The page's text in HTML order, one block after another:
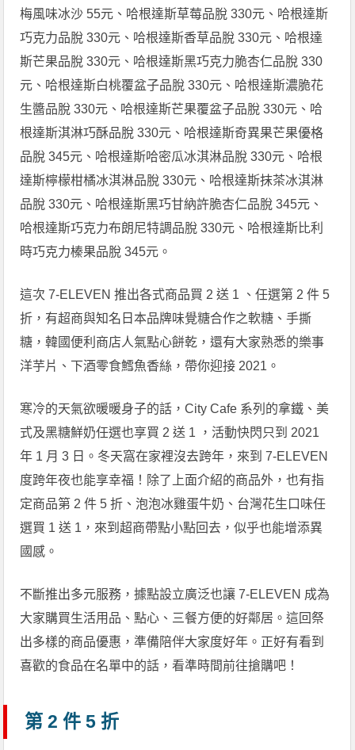
梅風味冰沙 55元、哈根達斯草莓品脫 330元、哈根達斯
巧克力品脫 330元、哈根達斯香草品脫 330元、哈根達
斯芒果品脫 330元、哈根達斯黑巧克力脆杏仁品脫 330
元、哈根達斯白桃覆盆子品脫 330元、哈根達斯濃脆花
生醬品脫 330元、哈根達斯芒果覆盆子品脫 330元、哈
根達斯淇淋巧酥品脫 330元、哈根達斯奇異果芒果優格
品脫 345元、哈根達斯哈密瓜冰淇淋品脫 330元、哈根
達斯檸檬柑橘冰淇淋品脫 330元、哈根達斯抹茶冰淇淋
品脫 330元、哈根達斯黑巧甘納許脆杏仁品脫 345元、
哈根達斯巧克力布朗尼特調品脫 330元、哈根達斯比利
時巧克力榛果品脫 345元。
這次 7-ELEVEN 推出各式商品買 2 送 1 、任選第 2 件 5
折，有超商與知名日本品牌味覺糖合作之軟糖、手撕
糖，韓國便利商店人氣點心餅乾，還有大家熟悉的樂事
洋芋片、下酒零食鱈魚香絲，帶你迎接 2021。
寒冷的天氣欲暖暖身子的話，City Cafe 系列的拿鐵、美
式及黑糖鮮奶任選也享買 2 送 1 ，活動快閃只到 2021
年 1 月 3 日。冬天窩在家裡沒去跨年，來到 7-ELEVEN
度跨年夜也能享幸福！除了上面介紹的商品外，也有指
定商品第 2 件 5 折、泡泡冰雞蛋牛奶、台灣花生口味任
選買 1 送 1，來到超商帶點小點回去，似乎也能增添異
國感。
不斷推出多元服務，據點設立廣泛也讓 7-ELEVEN 成為
大家購買生活用品、點心、三餐方便的好鄰居。這回祭
出多樣的商品優惠，準備陪伴大家度好年。正好有看到
喜歡的食品在名單中的話，看準時間前往搶購吧！
第 2 件 5 折